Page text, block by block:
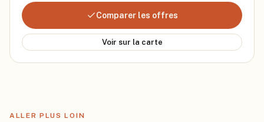
Comparer les offres
Voir sur la carte
ALLER PLUS LOIN